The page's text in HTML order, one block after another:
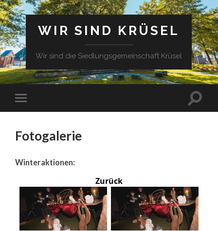
WIR SIND KRÜSEL
Wir sind die Siedlungsgemeinschaft Krüsel
Fotogalerie
Winteraktionen:
Zurück